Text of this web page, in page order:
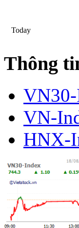
Today
Thông
VN-
HNX-